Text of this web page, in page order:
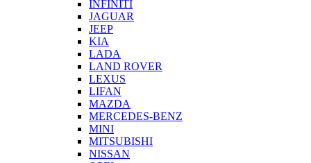
INFINITI
JAGUAR
JEEP
KIA
LADA
LAND ROVER
LEXUS
LIFAN
MAZDA
MERCEDES-BENZ
MINI
MITSUBISHI
NISSAN